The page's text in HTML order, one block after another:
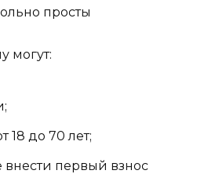
просты
могут:
18 до 70 лет;
внести первый взнос